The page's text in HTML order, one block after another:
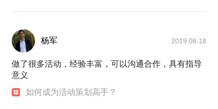
杨军 2019.08.18
做了很多活动，经验丰富，可以沟通合作，具有指导
意义
如何成为活动策划高手？